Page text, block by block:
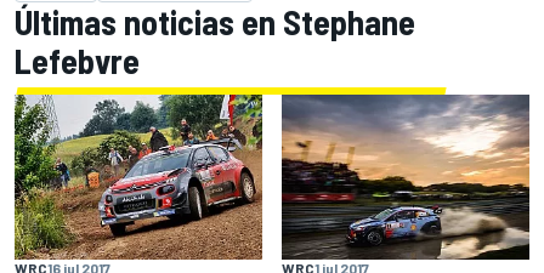
Últimas noticias en Stephane
Lefebvre
WRC16 jul 2017 WRC1 jul 2017